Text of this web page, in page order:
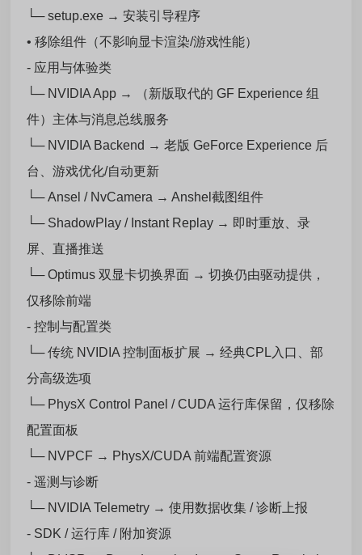
└─ setup.exe → 安装引导程序
• 移除组件（不影响显卡渲染/游戏性能）
- 应用与体验类
└─ NVIDIA App → （新版取代的 GF Experience 组
件）主体与消息总线服务
└─ NVIDIA Backend → 老版 GeForce Experience 后
台、游戏优化/自动更新
└─ Ansel / NvCamera → Anshel截图组件
└─ ShadowPlay / Instant Replay → 即时重放、录
屏、直播推送
└─ Optimus 双显卡切换界面 → 切换仍由驱动提供，
仅移除前端
- 控制与配置类
└─ 传统 NVIDIA 控制面板扩展 → 经典CPL入口、部
分高级选项
└─ PhysX Control Panel / CUDA 运行库保留，仅移除
配置面板
└─ NVPCF → PhysX/CUDA 前端配置资源
- 遥测与诊断
└─ NVIDIA Telemetry → 使用数据收集 / 诊断上报
- SDK / 运行库 / 附加资源